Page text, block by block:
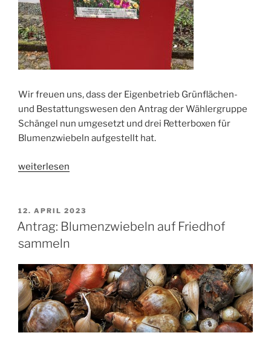
Wir freuen uns, dass der Eigenbetrieb Grünflächen-
und Bestattungswesen den Antrag der Wählergruppe
Schängel nun umgesetzt und drei Retterboxen für
Blumenzwiebeln aufgestellt hat.
„Retterboxen
auf
den
Koblenzer
weiterlesen
VERÖFFENTLICHT
AM
12. APRIL 2023
Antrag: Blumenzwiebeln auf Friedhof
sammeln